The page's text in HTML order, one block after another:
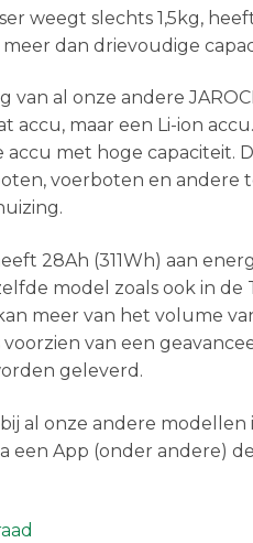
weegt slechts 1,5kg,
dan drievoudige
van al onze andere
accu, maar een Li-ion
accu met hoge capaciteit.
voerboten en andere
28Ah (311Wh) aan
model zoals ook in
meer van het volume
voorzien van een
geleverd.
al onze andere
een App (onder andere)